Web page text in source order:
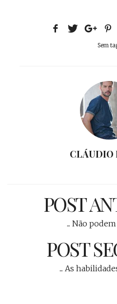
Sem
CLÁUDIO
POST
... Não
POST
... As